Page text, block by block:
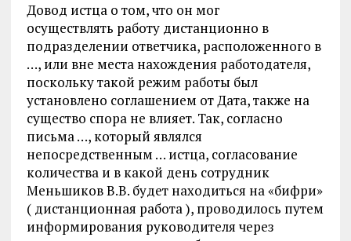
Довод истца о том, что он мог
осуществлять работу дистанционно в
подразделении ответчика, расположенного в
…, или вне места нахождения работодателя,
поскольку такой режим работы был
установлено соглашением от Дата, также на
существо спора не влияет. Так, согласно
письма …, который являлся
непосредственным … истца, согласование
количества и в какой день сотрудник
Меньшиков В.В. будет находиться на «бифри»
( дистанционная работа ), проводилось путем
информирования руководителя через